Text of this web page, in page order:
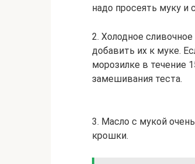
надо просеять муку
2. Холодное
добавить их к муке.
морозилке в течение
замешивания теста.
3. Масло с мукой
крошки.